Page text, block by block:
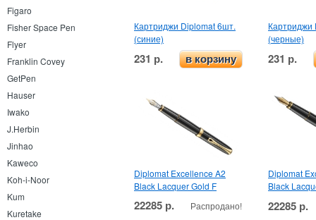
Figaro
Fisher Space Pen
Flyer
Franklin Covey
GetPen
Hauser
Iwako
J.Herbin
Jinhao
Kaweco
Koh-i-Noor
Kum
Kuretake
Картриджи Diplomat 6шт.
(синие)
231 р. в корзину
Картриджи
(черные)
231 р.
Diplomat Excellence A2
Black Lacquer Gold F
22285 р. Распродано!
Diplomat
Black
22285 р.